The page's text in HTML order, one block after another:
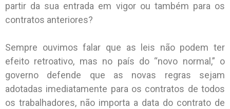
partir da sua entrada em vigor ou também para os
contratos anteriores?
Sempre ouvimos falar que as leis não podem ter
efeito retroativo, mas no país do “novo normal,” o
governo defende que as novas regras sejam
adotadas imediatamente para os contratos de todos
os trabalhadores, não importa a data do contrato de